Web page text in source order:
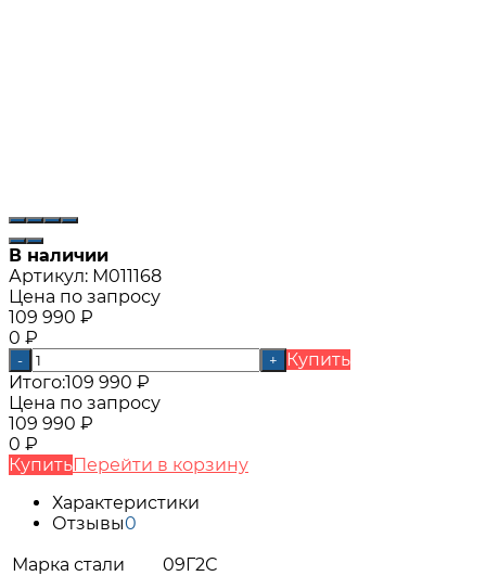
В наличии
Артикул: М011168
Цена по запросу
109 990 ₽
0 ₽
- +
Купить
Итого:109 990 ₽
Цена по запросу
109 990 ₽
0 ₽
КупитьПерейти в корзину
Характеристики
Отзывы0
Марка стали
09Г2С